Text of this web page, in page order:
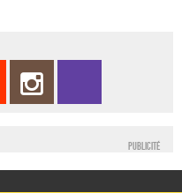
Publicité